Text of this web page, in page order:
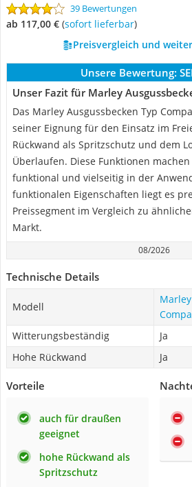
39 Bewertungen
ab 117,00 € ( Sofort lieferbar)
Preisvergleich und
Unsere Bewertung:
Unser Fazit für Marley
Das Marley Ausgussbecken Typ
seiner Eignung für den Einsatz im
Rückwand als Spritzschutz und dem
Überlaufen. Diese Funktionen
funktional und vielseitig in der
funktionalen Eigenschaften liegt es
Preissegment im Vergleich zu
Markt.
08/2026
Technische Details
Modell
Witterungsbeständig
Ja
Hohe Rückwand
Ja
Vorteile
auch für draußen
geeignet
hohe Rückwand als
Spritzschutz